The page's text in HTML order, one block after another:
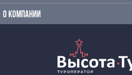
О КОМПАНИИ